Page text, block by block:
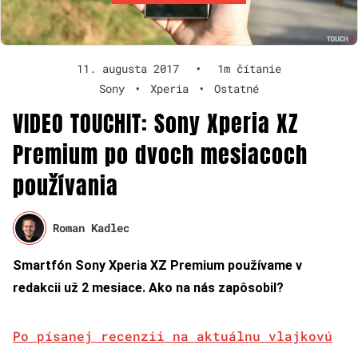
11. augusta 2017 •
1m čítanie
Sony
• Xperia • Ostatné
VIDEO TOUCHIT: Sony Xperia XZ
Premium po dvoch mesiacoch
používania
Roman Kadlec
Smartfón Sony Xperia XZ Premium používame v
redakcii už 2 mesiace. Ako na nás zapôsobil?
Po písanej recenzii na aktuálnu vlajkovú